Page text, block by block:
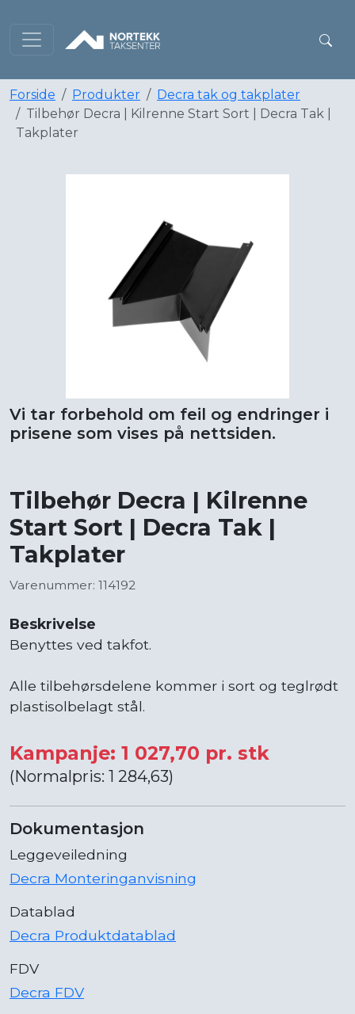
Forside Produkter
Decra tak og takplater
Tilbehør Decra | Kilrenne Start Sort | Decra Tak |
Takplater
Vi tar forbehold om feil og endringer i
prisene som vises på nettsiden.
Tilbehør Decra | Kilrenne
Start Sort | Decra Tak |
Takplater
Varenummer: 114192
Beskrivelse
Benyttes ved takfot.
Alle tilbehørsdelene kommer i sort og teglrødt
plastisolbelagt stål.
Kampanje: 1 027,70 pr. stk
(Normalpris: 1 284,63)
Dokumentasjon
Leggeveiledning
Decra Monteringanvisning
Datablad
Decra Produktdatablad
FDV
Decra FDV